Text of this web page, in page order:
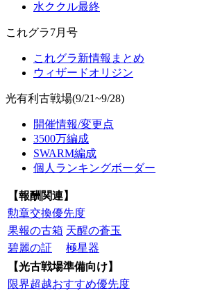
水ククル最終
これグラ7月号
これグラ新情報まとめ
ウィザードオリジン
光有利古戦場(9/21~9/28)
開催情報/変更点
3500万編成
SWARM編成
個人ランキングボーダー
【報酬関連】
勲章交換優先度
果報の古箱 天醒の蒼玉
碧麗の証
極星器
【光古戦場準備向け】
限界超越おすすめ優先度